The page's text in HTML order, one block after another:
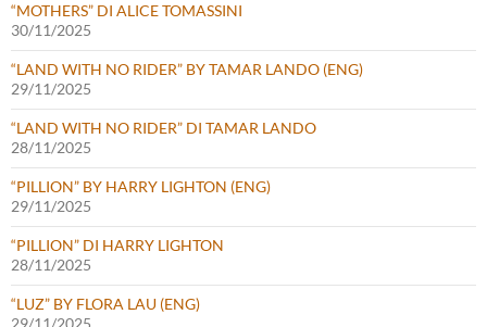
“MOTHERS” DI ALICE TOMASSINI
30/11/2025
“LAND WITH NO RIDER” BY TAMAR LANDO (ENG)
29/11/2025
“LAND WITH NO RIDER” DI TAMAR LANDO
28/11/2025
“PILLION” BY HARRY LIGHTON (ENG)
29/11/2025
“PILLION” DI HARRY LIGHTON
28/11/2025
“LUZ” BY FLORA LAU (ENG)